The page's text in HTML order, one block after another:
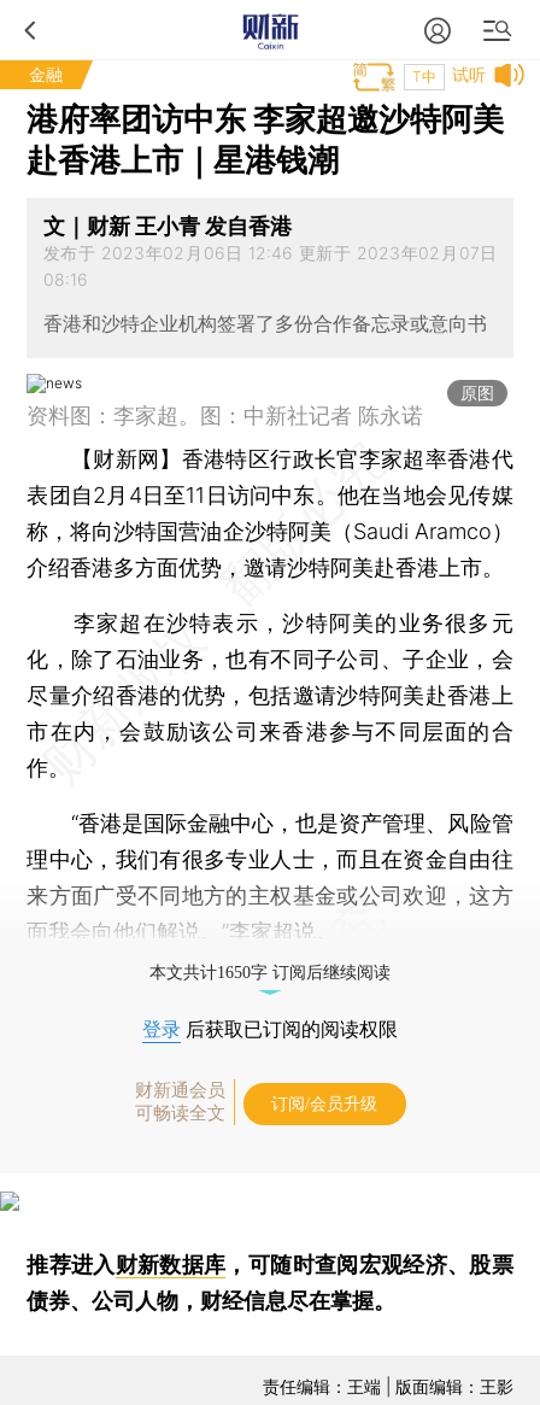
金融 试听
T中
港府率团访中东 李家超邀沙特阿美
赴香港上市｜星港钱潮
文｜财新 王小青 发自香港
发布于 2023年02月06日 12:46 更新于 2023年02月07日
08:16
香港和沙特企业机构签署了多份合作备忘录或意向书
原图
资料图：李家超。图：中新社记者 陈永诺
【财新网】 香港特区行政长官李家超率香港代
表团自2月4日至11日访问中东。他在当地会见传媒
称，将向沙特国营油企沙特阿美（Saudi Aramco）
介绍香港多方面优势，邀请沙特阿美赴香港上市。
李家超在沙特表示，沙特阿美的业务很多元
化，除了石油业务，也有不同子公司、子企业，会
尽量介绍香港的优势，包括邀请沙特阿美赴香港上
市在内，会鼓励该公司来香港参与不同层面的合
作。
“香港是国际金融中心，也是资产管理、风险管
理中心，我们有很多专业人士，而且在资金自由往
来方面广受不同地方的主权基金或公司欢迎，这方
面我会向他们解说。”李家超说。
本文共计1650字 订阅后继续阅读
登录 后获取已订阅的阅读权限
财新通会员
可畅读全文
订阅/会员升级
推荐进入财新数据库 ，可随时查阅宏观经济、股票
债券、公司人物，财经信息尽在掌握。
责任编辑：王端 | 版面编辑：王影